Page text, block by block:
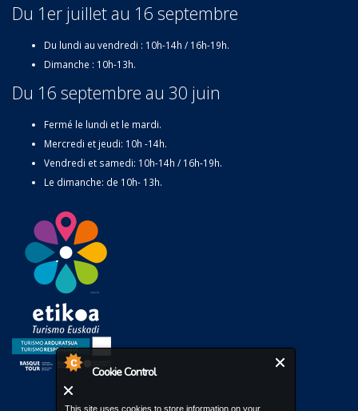
Cookie Control
This site uses cookies to store information on your
Du 1er juillet au 16 septembre
Du lundi au vendredi : 10h-14h / 16h-19h.
Dimanche : 10h-13h.
Du 16 septembre au 30 juin
Fermé le lundi et le mardi.
Mercredi et jeudi: 10h -14h.
Vendredi et samedi: 10h-14h / 16h-19h.
Le dimanche: de 10h- 13h.